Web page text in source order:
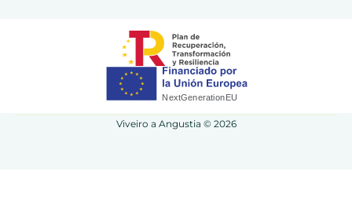
Viveiro a Angustia © 2026